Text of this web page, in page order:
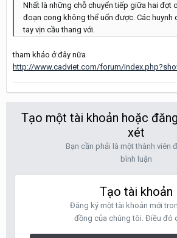
Nhất là những chỗ chuyển tiếp giữa hai đợt
đoạn cong không thể uốn được. Các huynh
tay vịn cầu thang với.
tham khảo ở đây nữa
http://www.cadviet.com/forum/
Tạo một tài khoản hoặc
xét
Bạn cần phải là một thành viên
bình luận
Tạo tài khoản
Đăng ký một tài khoản mới
đồng của chúng tôi. Điều đó